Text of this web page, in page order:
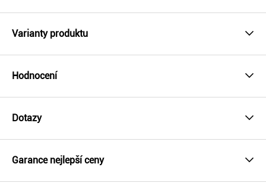
Varianty produktu
Hodnocení
Dotazy
Garance nejlepší ceny